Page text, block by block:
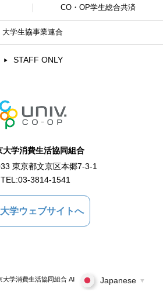
CO・OP学生総合共済
大学生協事業連合
STAFF ONLY
大学消費生活協同組合
東京都文京区本郷7-3-1
TEL:03-3814-1541
学ウェブサイトへ
学消費生活協同組合 All Rights Reserved.
Japanese ▼